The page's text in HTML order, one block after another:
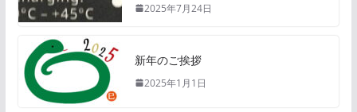
2025年7月24日
新年のご挨拶
2025年1月1日